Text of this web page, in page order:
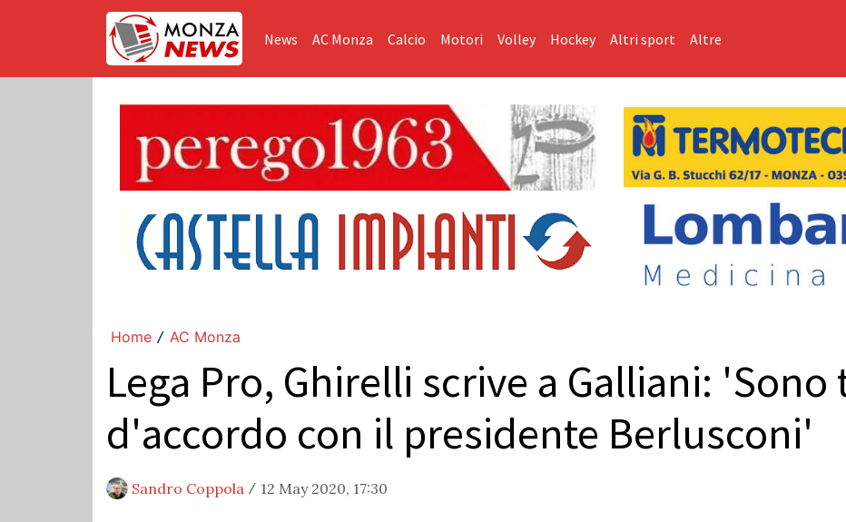
News AC Monza Calcio Motori Volley Hockey Altri sport Altre
Home / AC Monza
Lega Pro, Ghirelli scrive a Galliani:
d'accordo con il presidente Berlusconi'
Sandro Coppola / 12 May 2020, 17:30